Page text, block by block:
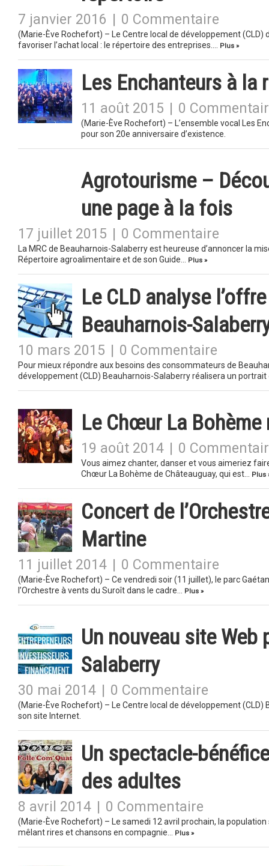
7 janvier 2016 0 Commentaire
(Marie-Ève Rochefort) – Le Centre local de développement
favoriser l’achat local : le répertoire des entreprises….
Plus »
Les Enchanteurs à la
11 août 2015 0
(Marie-Ève Rochefort) – L’ensemble vocal Les
pour son 20e anniversaire d’existence.
Agrotourisme –
une page à la fois
17 juillet 2015 0 Commentaire
La MRC de Beauharnois-Salaberry est heureuse d’annoncer la
Répertoire agroalimentaire et de son Guide…
Plus »
Le CLD analyse
Beauharnois-
10 mars 2015 0 Commentaire
Pour mieux répondre aux besoins des consommateurs de
développement (CLD) Beauharnois-Salaberry réalisera un
Le Chœur La
19 août 2014 0
Vous aimez chanter, danser et vous aimeriez
Chœur La Bohème de Châteauguay, qui est…
Plus
Concert de
Martine
11 juillet 2014 0 Commentaire
(Marie-Ève Rochefort) – Ce vendredi soir (11 juillet), le parc
l’Orchestre à vents du Suroît dans le cadre…
Plus »
Un nouveau site Web
Salaberry
30 mai 2014 0 Commentaire
(Marie-Ève Rochefort) – Le Centre local de développement
son site Internet.
Un spectacle-
des adultes
8 avril 2014 0 Commentaire
(Marie-Ève Rochefort) – Le samedi 12 avril prochain, la
mêlant rires et chansons en compagnie…
Plus »